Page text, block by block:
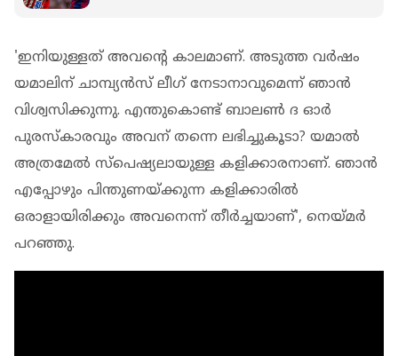
'ഇനിയുള്ളത് അവന്റെ കാലമാണ്. അടുത്ത വര്‍ഷം
യമാലിന് ചാമ്പ്യന്‍സ് ലീഗ് നേടാനാവുമെന്ന് ഞാന്‍
വിശ്വസിക്കുന്നു. എന്തുകൊണ്ട് ബാലണ്‍ ദ ഓര്‍
പുരസ്‌കാരവും അവന് തന്നെ ലഭിച്ചുകൂടാ? യമാല്‍
അത്രമേല്‍ സ്‌പെഷ്യലായുള്ള കളിക്കാരനാണ്. ഞാന്‍
എപ്പോഴും പിന്തുണയ്ക്കുന്ന കളിക്കാരില്‍
ഒരാളായിരിക്കും അവനെന്ന് തീര്‍ച്ചയാണ്', നെയ്മര്‍
പറഞ്ഞു.